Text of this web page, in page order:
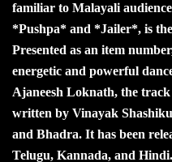
familiar to Malayali
*Pushpa* and *Jailer*, is
Presented as an item
energetic and powerful
Ajaneesh Loknath, the
written by Vinayak
and Bhadra. It has been
Telugu, Kannada, and Hindi.